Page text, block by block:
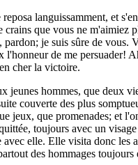
languissamment, et
que vous ne m'aimiez
je suis sûre de
de me persuader!
cher la victoire.
jeunes hommes, que deux
couverte des plus
jeux, que promenades; et
toujours avec un
elle. Elle visita donc les
des hommages